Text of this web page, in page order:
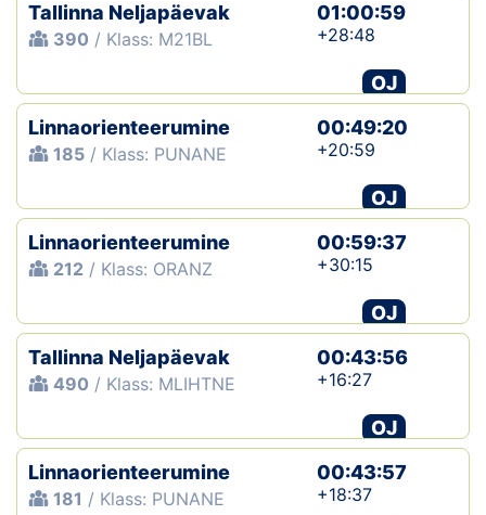
Tallinna Neljapäevak
390 / Klass: M21BL
01:00:59
+28:48
OJ
Linnaorienteerumine
185 / Klass: PUNANE
00:49:20
+20:59
OJ
Linnaorienteerumine
212 / Klass: ORANZ
00:59:37
+30:15
OJ
Tallinna Neljapäevak
490 / Klass: MLIHTNE
00:43:56
+16:27
OJ
Linnaorienteerumine
181 / Klass: PUNANE
00:43:57
+18:37